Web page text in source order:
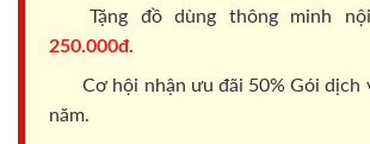
Tặng đồ dùng thông minh
250.000đ.
Cơ hội nhận ưu đãi 50% Gói dịch
năm.